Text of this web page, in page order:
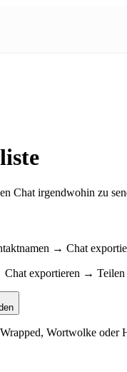
Chat irgendwohin zu
→ Chat
exportieren → Teilen
Wortwolke oder